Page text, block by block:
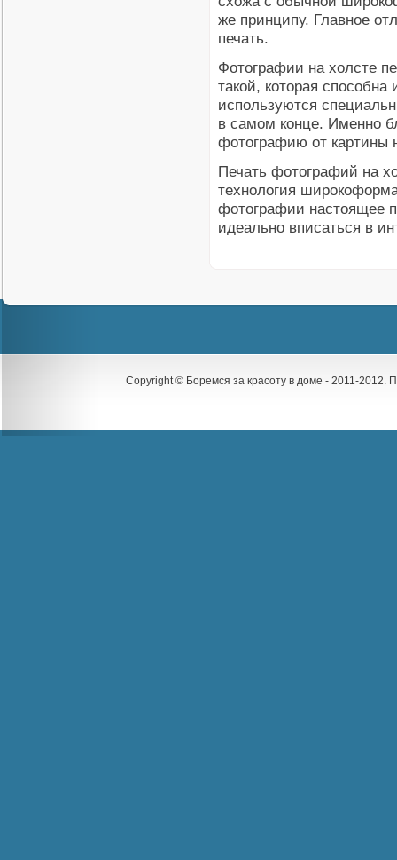
же принципу. Главное
печать.
Фотографии на холсте
такой, которая
используются
в самом конце. Именно
фотографию от картины
Печать фотографий на
технология
фотографии настоящее
идеально вписаться в
Copyright © Боремся за красоту в доме - 2011-2012.